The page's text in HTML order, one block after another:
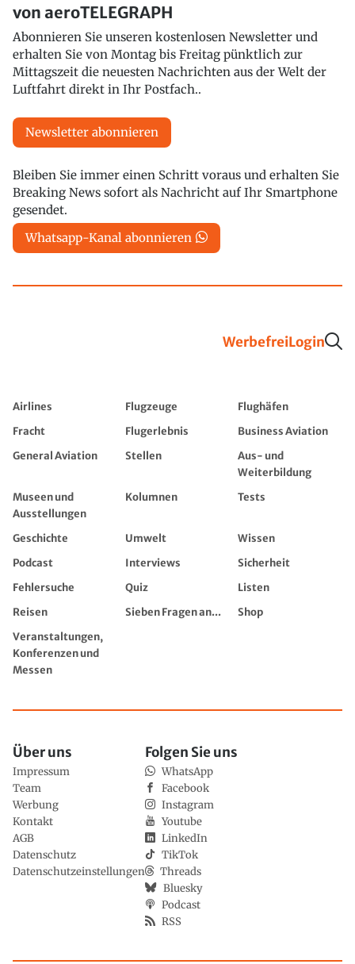
von aeroTELEGRAPH
Abonnieren Sie unseren kostenlosen Newsletter und
erhalten Sie von Montag bis Freitag pünktlich zur
Mittagszeit die neuesten Nachrichten aus der Welt der
Luftfahrt direkt in Ihr Postfach..
Newsletter abonnieren
Bleiben Sie immer einen Schritt voraus und erhalten Sie
Breaking News sofort als Nachricht auf Ihr Smartphone
gesendet.
Whatsapp-Kanal abonnieren
WerbefreiLogin
Airlines Flugzeuge
Flughäfen
Fracht
Flugerlebnis
Business Aviation
General Aviation
Stellen
Aus- und
Weiterbildung
Museen und
Ausstellungen
Kolumnen Tests
Geschichte Umwelt
Wissen
Podcast
Interviews
Sicherheit
Fehlersuche
Quiz
Listen
Reisen
Sieben Fragen an...
Shop
Veranstaltungen,
Konferenzen und
Messen
Über uns
Impressum
Team
Werbung
Kontakt
AGB
Datenschutz
Datenschutzeinstellungen
Folgen Sie uns
WhatsApp
Facebook
Instagram
Youtube
LinkedIn
TikTok
Threads
Bluesky
Podcast
RSS